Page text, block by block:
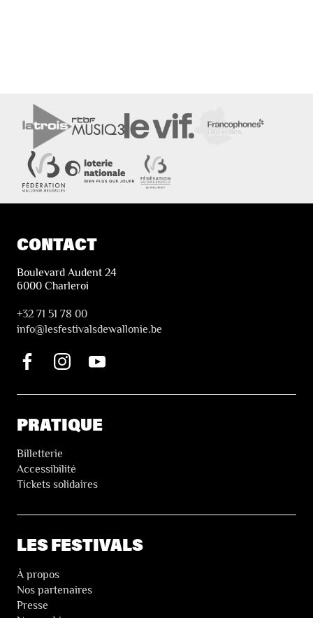
CONTACT
Boulevard Audent 24
6000 Charleroi
+32 71 51 78 00
info@lesfestivalsdewallonie.be
PRATIQUE
Billetterie
Accessibilité
Tickets solidaires
LES FESTIVALS
À propos
Nos partenaires
Presse